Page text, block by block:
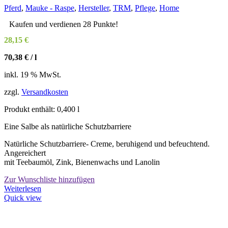
können
auf
der
Pferd, Mauke - Raspe, Hersteller, TRM, Pflege, Home
Kaufen und verdienen 28 Punkte!
28,15 €
70,38 € /l
inkl. 19 % MwSt.
zzgl. Versandkosten
Produkt enthält: 0,400 l
Eine Salbe als natürliche Schutzbarriere
Natürliche Schutzbarriere- Creme, beruhigend und befeuchtend.
Angereichert
mit Teebaumöl, Zink, Bienenwachs und Lanolin
Zur Wunschliste hinzufügen
Weiterlesen
Quick view